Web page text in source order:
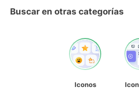
Buscar en otras categorías
Iconos